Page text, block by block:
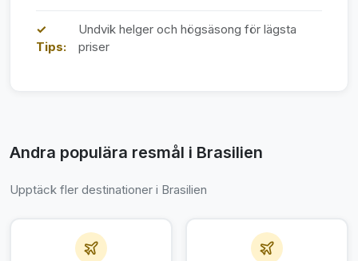
✓
Tips:
Undvik helger och högsäsong för lägsta
priser
Andra populära resmål i Brasilien
Upptäck fler destinationer i Brasilien